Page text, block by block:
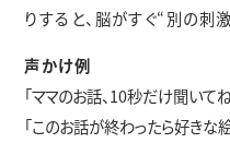
りすると、脳がすぐ“別の刺
声かけ例
「ママのお話、10秒だけ聞いてね
「このお話が終わったら好きな